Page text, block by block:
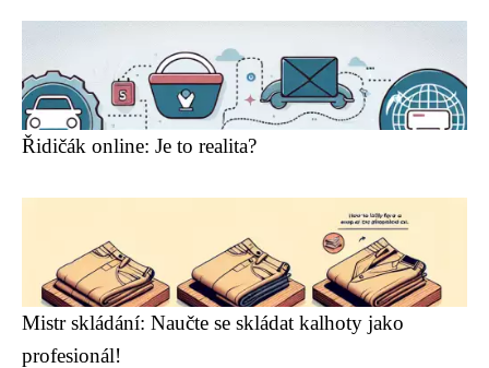
Řidičák online: Je to realita?
Mistr skládání: Naučte se skládat kalhoty jako
profesionál!